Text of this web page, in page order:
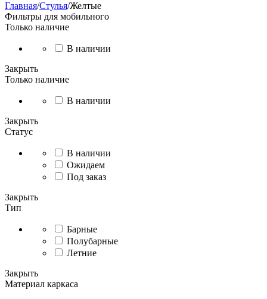
Главная/Стулья/Желтые
Фильтры для мобильного
Только наличие
В наличии
Закрыть
Только наличие
В наличии
Закрыть
Статус
В наличии
Ожидаем
Под заказ
Закрыть
Тип
Барные
Полубарные
Летние
Закрыть
Материал каркаса